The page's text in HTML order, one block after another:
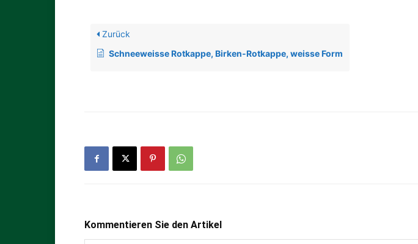
Zurück
Schneeweisse Rotkappe, Birken-Rotkappe, weisse Form
Kommentieren Sie den Artikel